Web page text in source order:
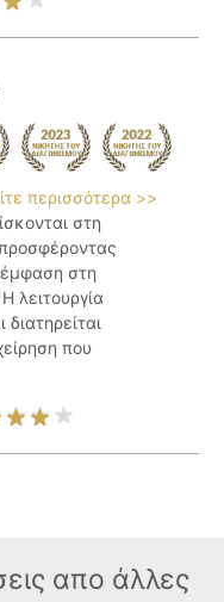
περισσότερα >>
στη
έμφαση στη
λειτουργία
που
απο άλλες